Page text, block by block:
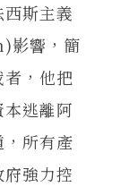
斯主義
影響，簡
，他把
逃離阿
所有產
強力控